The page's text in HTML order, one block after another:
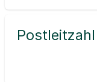
Postleitzahl